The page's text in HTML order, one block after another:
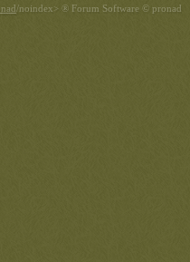
/noindex> ® Forum Software © pronad